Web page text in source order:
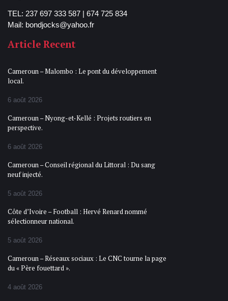
TEL: 237 697 333 587 | 674 725 834
Mail: bondjocks@yahoo.fr
Article Recent
Cameroun – Malombo : Le pont du développement
local.
6 août 2026
Cameroun – Nyong-et-Kellé : Projets routiers en
perspective.
6 août 2026
Cameroun – Conseil régional du Littoral : Du sang
neuf injecté.
5 août 2026
Côte d’Ivoire – Football : Hervé Renard nommé
sélectionneur national.
5 août 2026
Cameroun – Réseaux sociaux : Le CNC tourne la page
du « Père fouettard ».
4 août 2026